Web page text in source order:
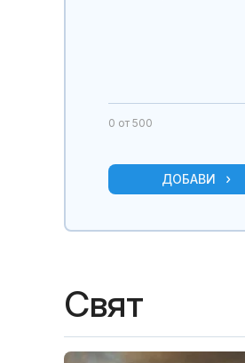
0 от 500
ДОБАВИ
Свят